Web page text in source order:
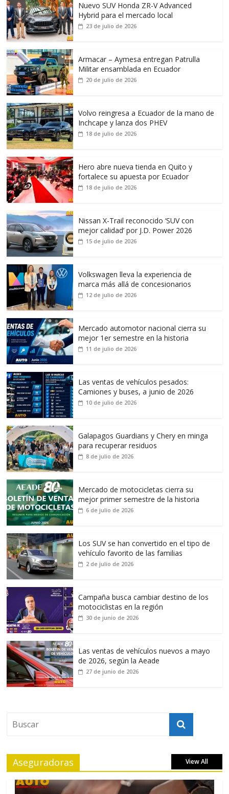
Nuevo SUV Honda ZR-V Advanced
Hybrid para el mercado local
23 de julio de 2026
Armacar – Aymesa entregan Patrulla
Militar ensamblada en Ecuador
20 de julio de 2026
Volvo reingresa a Ecuador de la mano de
Inchcape y lanza dos PHEV
18 de julio de 2026
Hero abre nueva tienda en Quito y
fortalece su apuesta por Ecuador
18 de julio de 2026
Nissan X-Trail reconocido ‘SUV con
mejor calidad’ por J.D. Power 2026
15 de julio de 2026
Volkswagen lleva la experiencia de
marca más allá de concesionarios
12 de julio de 2026
Mercado automotor nacional cierra su
mejor 1er semestre en la historia
11 de julio de 2026
Las ventas de vehículos pesados:
Camiones y buses, a junio de 2026
10 de julio de 2026
Galapagos Guardians y Chery en minga
para recuperar residuos
8 de julio de 2026
Mercado de motocicletas cierra su
mejor primer semestre de la historia
6 de julio de 2026
Los SUV se han convertido en el tipo de
vehículo favorito de las familias
2 de julio de 2026
Campaña busca cambiar destino de los
motociclistas en la región
30 de junio de 2026
Las ventas de vehículos nuevos a mayo
de 2026, según la Aeade
27 de junio de 2026
Aseguradoras View All